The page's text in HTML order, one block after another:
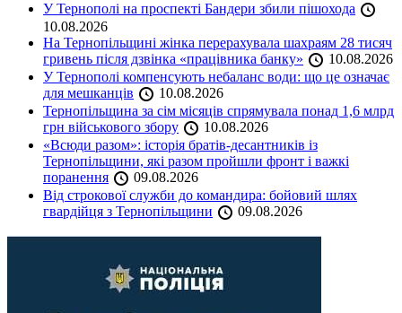
У Тернополі на проспекті Бандери збили пішохода
10.08.2026
На Тернопільщині жінка перерахувала шахраям 28 тисяч
гривень після дзвінка «працівника банку»
10.08.2026
У Тернополі компенсують небаланс води: що це означає
для мешканців
10.08.2026
Тернопільщина за сім місяців спрямувала понад 1,6 млрд
грн військового збору
10.08.2026
«Всюди разом»: історія братів-десантників із
Тернопільщини, які разом пройшли фронт і важкі
поранення
09.08.2026
Від строкової служби до командира: бойовий шлях
гвардійця з Тернопільщини
09.08.2026